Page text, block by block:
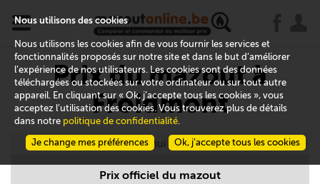
x
Prix du mazout à
Froidmont
Aujourd'hui le 09/08
Prix officiel du mazout
Nous utilisons des cookies
Nous utilisons les cookies afin de vous fournir les services et
fonctionnalités proposés sur notre site et dans le but d’améliorer
l’expérience de nos utilisateurs. Les cookies sont des données
téléchargées ou stockées sur votre ordinateur ou sur tout autre
appareil. En cliquant sur « Ok, j’accepte tous les cookies », vous
acceptez l’utilisation des cookies. Vous trouverez plus de détails
dans notre politique de confidentialité.
Ok, j’accepte tous les cookies
Je change mes préférences